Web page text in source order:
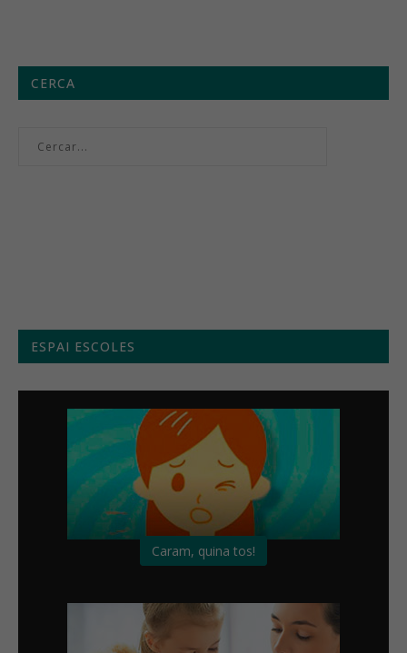
CERCA
ESPAI ESCOLES
Caram, quina tos!